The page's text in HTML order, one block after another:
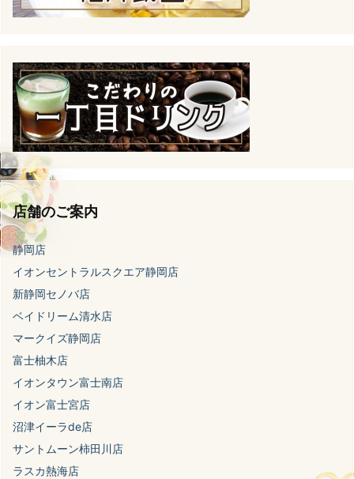
店舗のご案内
静岡店
イオンセントラルスクエア静岡店
新静岡セノバ店
ベイドリーム清水店
マークイズ静岡店
富士柚木店
イオンタウン富士南店
イオン富士宮店
沼津イーラde店
サントムーン柿田川店
ラスカ熱海店